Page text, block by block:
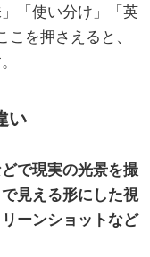
「使い分け」「英
を押さえると、
い
で現実の光景を撮
見える形にした視
ーンショットなど